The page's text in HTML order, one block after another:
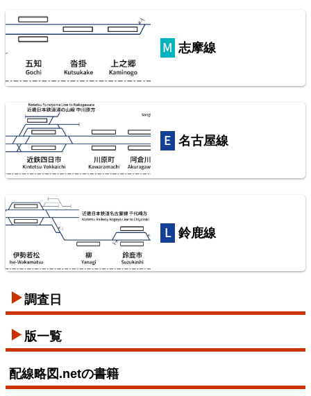
志摩線
名古屋線
鈴鹿線
調査日
版一覧
配線略図.netの書籍